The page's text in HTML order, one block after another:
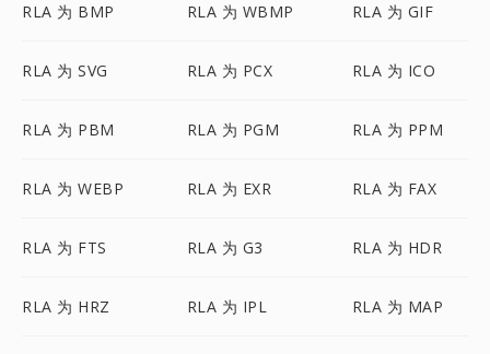
RLA 为 BMP RLA 为 WBMP RLA 为 GIF
RLA 为 SVG RLA 为 PCX RLA 为 ICO
RLA 为 PBM RLA 为 PGM RLA 为 PPM
RLA 为 WEBP RLA 为 EXR RLA 为 FAX
RLA 为 FTS RLA 为 G3 RLA 为 HDR
RLA 为 HRZ RLA 为 IPL RLA 为 MAP